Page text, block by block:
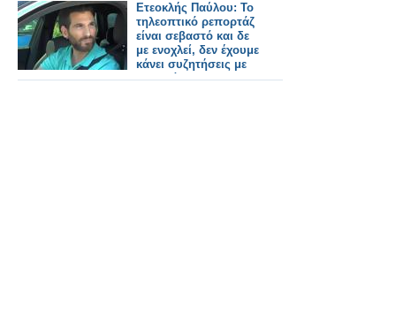
Ετεοκλής Παύλου: Το
τηλεοπτικό ρεπορτάζ
είναι σεβαστό και δε
με ενοχλεί, δεν έχουμε
κάνει συζητήσεις με
το κανάλι